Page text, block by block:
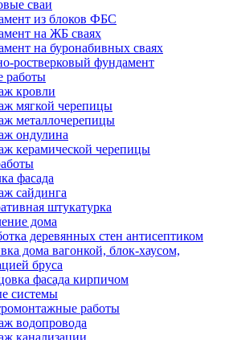
сваи
из блоков ФБС
на ЖБ сваях
на буронабивных сваях
ростверковый фундамент
работы
кровли
мягкой черепицы
металлочерепицы
ондулина
керамической черепицы
фасада
сайдинга
штукатурка
дома
деревянных стен антисептиком
дома вагонкой, блок-хаусом,
бруса
фасада кирпичом
системы
работы
водопровода
канализации